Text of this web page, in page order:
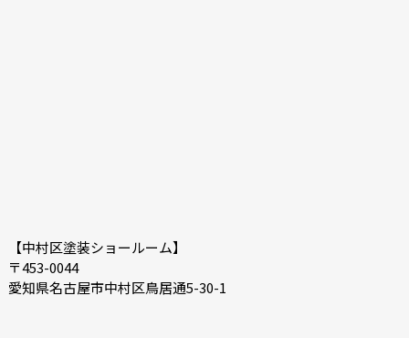
【中村区塗装ショールーム】
〒453-0044
愛知県名古屋市中村区鳥居通5-30-1